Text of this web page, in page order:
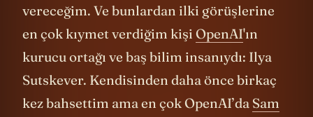
vereceğim. Ve bunlardan ilki görüşlerine
en çok kıymet verdiğim kişi OpenAI'ın
kurucu ortağı ve baş bilim insanıydı: Ilya
Sutskever. Kendisinden daha önce birkaç
kez bahsettim ama en çok OpenAI’da Sam